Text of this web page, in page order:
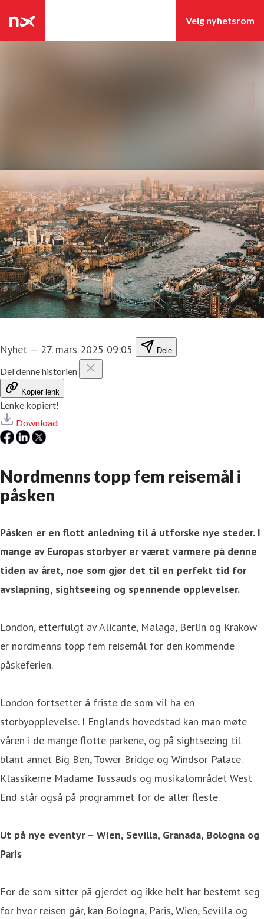
Nyhet — 27. mars 2025 09:05 Dele
Del denne historien
Kopier lenk
Lenke kopiert!
Download
Nordmenns topp fem reisemål i
påsken
Påsken er en flott anledning til å utforske nye steder. I
mange av Europas storbyer er været varmere på denne
tiden av året, noe som gjør det til en perfekt tid for
avslapning, sightseeing og spennende opplevelser.
London, etterfulgt av Alicante, Malaga, Berlin og Krakow
er nordmenns topp fem reisemål for den kommende
påskeferien.
London fortsetter å friste de som vil ha en
storbyopplevelse. I Englands hovedstad kan man møte
våren i de mange flotte parkene, og på sightseeing til
blant annet Big Ben, Tower Bridge og Windsor Palace.
Klassikerne Madame Tussauds og musikalområdet West
End står også på programmet for de aller fleste.
Ut på nye eventyr – Wien, Sevilla, Granada, Bologna og
Paris
For de som sitter på gjerdet og ikke helt har bestemt seg
for hvor reisen går, kan Bologna, Paris, Wien, Sevilla og